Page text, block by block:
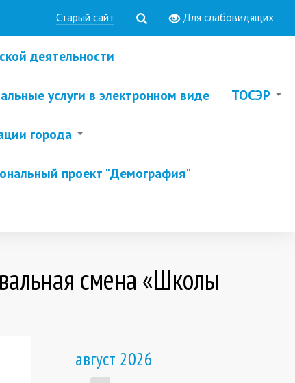
Старый сайт Для слабовидящих
деятельности
услуги в электронном виде ТОСЭР
города
проект "Демография"
смена «Школы
август 2026